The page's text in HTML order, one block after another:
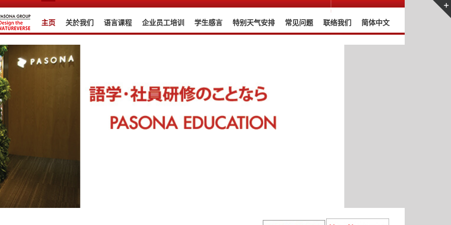
主页 关於我们 语言课程 企业员工培训 学生感言 特别天气安排 常见问题 联络我们 简体中文